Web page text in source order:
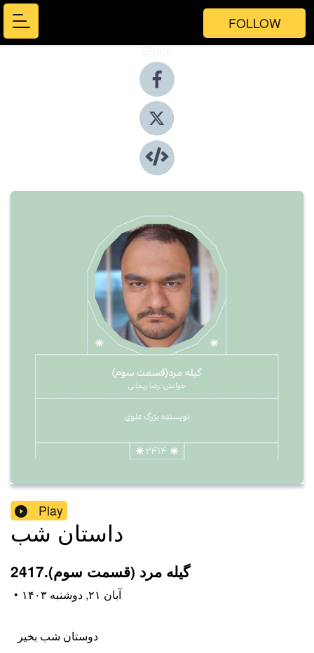
FOLLOW
Share
Play
داستان شب
2417.گیله مرد (قسمت سوم)
• ۱۴۰۳ آبان ۲۱, دوشنبه
دوستان شب بخیر